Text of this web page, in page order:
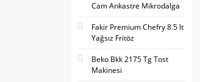
Cam Ankastre Mikrodalga
Fakir Premium Chefry 8.5 lt
Yağsız Fritöz
Beko Bkk 2175 Tg Tost
Makinesi